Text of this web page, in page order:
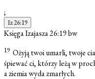
;
Iz 26:19
Księga Izajasza 26:19bw
19 Ożyją twoi umarli, twoje
śpiewać ci, którzy leżą w
a ziemia wyda zmarłych.